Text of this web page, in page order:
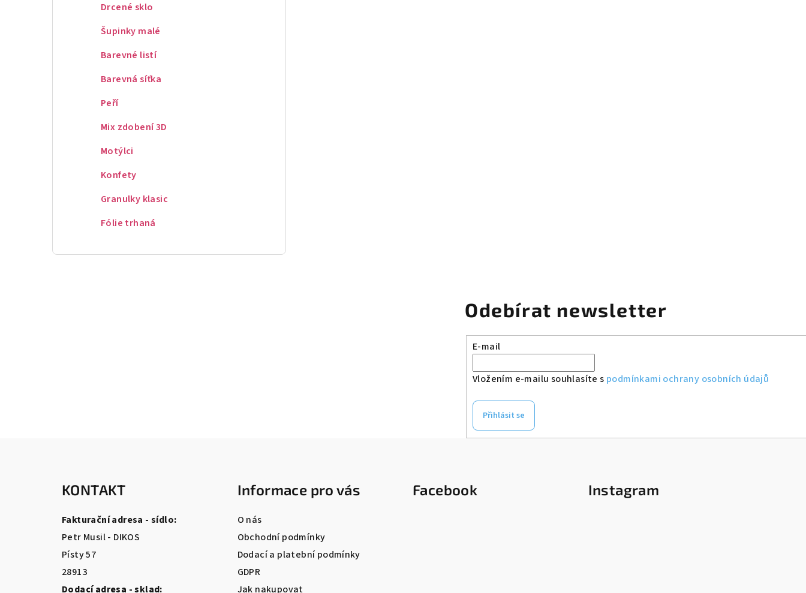
Drcené sklo
Šupinky malé
Barevné listí
Barevná síťka
Peří
Mix zdobení 3D
Motýlci
Konfety
Granulky klasic
Fólie trhaná
Odebírat newsletter
E-mail
Vložením e-mailu souhlasíte s podmínkami ochrany osobních údajů
Přihlásit se
KONTAKT
Fakturační adresa - sídlo:
Petr Musil - DIKOS
Písty 57
28913
Dodací adresa - sklad:
Informace pro vás
O nás
Obchodní podmínky
Dodací a platební podmínky
GDPR
Jak nakupovat
Facebook Instagram